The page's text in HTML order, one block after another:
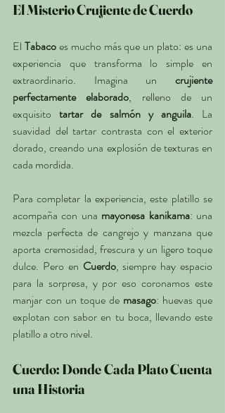
El Misterio Crujiente de Cuerdo
El Tabaco es mucho más que un plato: es una
experiencia que transforma lo simple en
extraordinario. Imagina un crujiente
perfectamente elaborado, relleno de un
exquisito tartar de salmón y anguila. La
suavidad del tartar contrasta con el exterior
dorado, creando una explosión de texturas en
cada mordida.
Para completar la experiencia, este platillo se
acompaña con una mayonesa kanikama: una
mezcla perfecta de cangrejo y manzana que
aporta cremosidad, frescura y un ligero toque
dulce. Pero en Cuerdo, siempre hay espacio
para la sorpresa, y por eso coronamos este
manjar con un toque de masago: huevas que
explotan con sabor en tu boca, llevando este
platillo a otro nivel.
Cuerdo: Donde Cada Plato Cuenta
una Historia